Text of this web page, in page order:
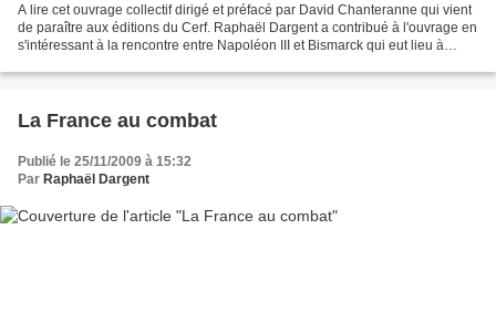
A lire cet ouvrage collectif dirigé et préfacé par David Chanteranne qui vient
de paraître aux éditions du Cerf. Raphaël Dargent a contribué à l'ouvrage en
s'intéressant à la rencontre entre Napoléon III et Bismarck qui eut lieu à
La France au combat
Publié le 25/11/2009 à 15:32
Par Raphaël Dargent